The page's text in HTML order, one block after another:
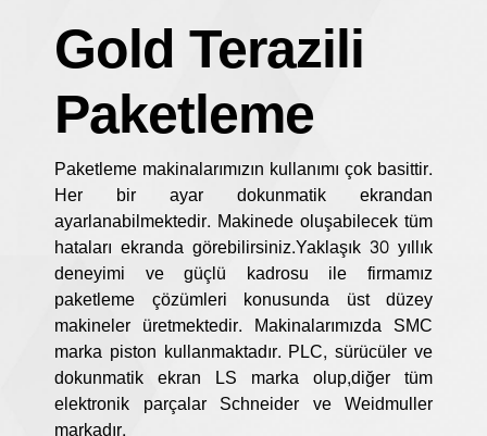
Gold Terazili
Paketleme
Paketleme makinalarımızın kullanımı çok basittir.
Her bir ayar dokunmatik ekrandan
ayarlanabilmektedir. Makinede oluşabilecek tüm
hataları ekranda görebilirsiniz.Yaklaşık 30 yıllık
deneyimi ve güçlü kadrosu ile firmamız
paketleme çözümleri konusunda üst düzey
makineler üretmektedir. Makinalarımızda SMC
marka piston kullanmaktadır. PLC, sürücüler ve
dokunmatik ekran LS marka olup,diğer tüm
elektronik parçalar Schneider ve Weidmuller